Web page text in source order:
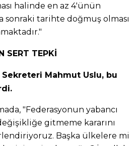
halinde en az 4'ünün
sonraki tarihte doğmuş olması
SERT TEPKİ
Mahmut Uslu, bu
"Federasyonun yabancı
gitmeme kararını
Başka ülkelere mi